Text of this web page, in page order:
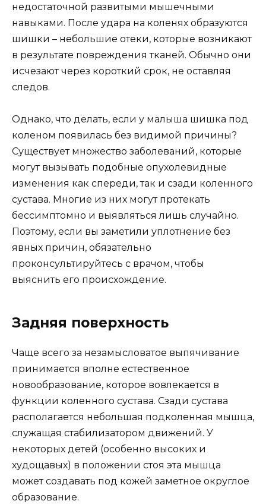
недостаточной развитыми мышечными
навыками. После удара на коленях образуются
шишки – небольшие отеки, которые возникают
в результате повреждения тканей. Обычно они
исчезают через короткий срок, не оставляя
следов.
Однако, что делать, если у малыша шишка под
коленом появилась без видимой причины?
Существует множество заболеваний, которые
могут вызывать подобные опухолевидные
изменения как спереди, так и сзади коленного
сустава. Многие из них могут протекать
бессимптомно и выявляться лишь случайно.
Поэтому, если вы заметили уплотнение без
явных причин, обязательно
проконсультируйтесь с врачом, чтобы
выяснить его происхождение.
Задняя поверхность
Чаще всего за незамысловатое выпячивание
принимается вполне естественное
новообразование, которое вовлекается в
функции коленного сустава. Сзади сустава
располагается небольшая подколенная мышца,
служащая стабилизатором движений. У
некоторых детей (особенно высоких и
худощавых) в положении стоя эта мышца
может создавать под кожей заметное округлое
образование.